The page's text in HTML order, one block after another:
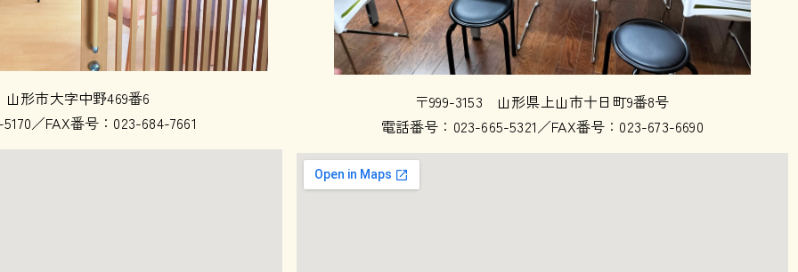
形市大字中野469番6
／FAX番号：023-684-7661
〒999-3153 山形県上山市十日町9番8号
電話番号：023-665-5321／FAX番号：023-673-6690